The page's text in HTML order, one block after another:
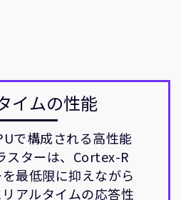
イムの性能
で構成される高性能
スターは、Cortex-R
最低限に抑えながら
アルタイムの応答性